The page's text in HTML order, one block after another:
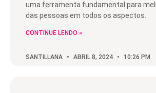
uma ferramenta fundamental para
das pessoas em todos os aspectos.
CONTINUE LENDO »
SANTILLANA ABRIL 8, 2024 10:26 PM